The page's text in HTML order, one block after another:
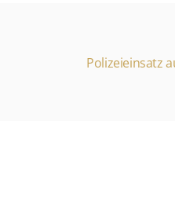
Polizeieinsatz